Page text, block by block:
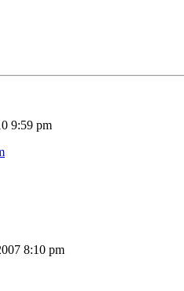
9:59 pm
8:10 pm